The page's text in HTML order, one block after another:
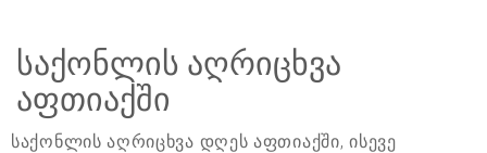
საქონლის აღრიცხვა
აფთიაქში
საქონლის აღრიცხვა დღეს აფთიაქში, ისევე